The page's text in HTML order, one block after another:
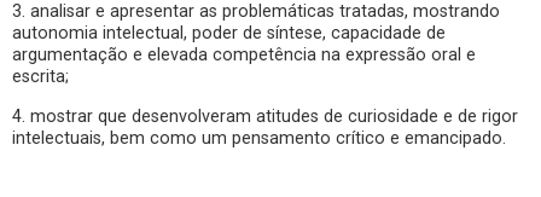
3. analisar e apresentar as problemáticas tratadas, mostrando
autonomia intelectual, poder de síntese, capacidade de
argumentação e elevada competência na expressão oral e
escrita;
4. mostrar que desenvolveram atitudes de curiosidade e de rigor
intelectuais, bem como um pensamento crítico e emancipado.